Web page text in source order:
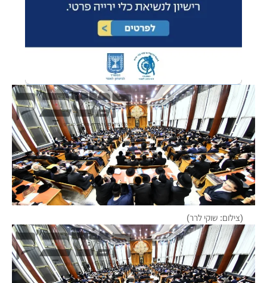
(צילום: שוקי לרר)